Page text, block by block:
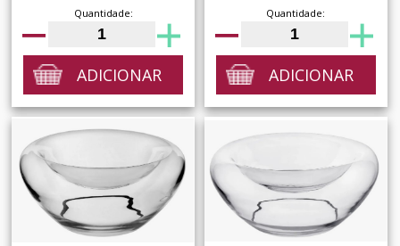
Quantidade:
ADICIONAR
Quantidade:
ADICIONAR